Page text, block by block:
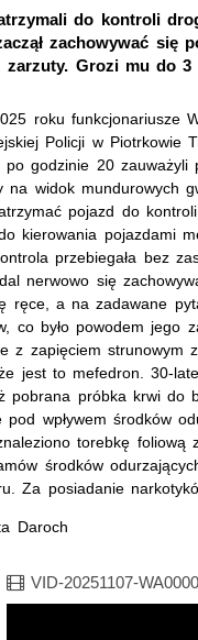
do kontroli
zachowywać się
zarzuty. Grozi mu do
roku funkcjonariusze
Policji w Piotrkowie
po godzinie 20 zauważyli
na widok mundurowych
pojazd do
kierowania pojazdami
przebiegała bez
nerwowo się
ręce, a na zadawane
co było powodem jego
z zapięciem strunowym
jest to mefedron. 30-
pobrana próbka krwi do
pod wpływem środków
torebkę foliową
środków
Za posiadanie
Daroch
Film
VID-20251107-